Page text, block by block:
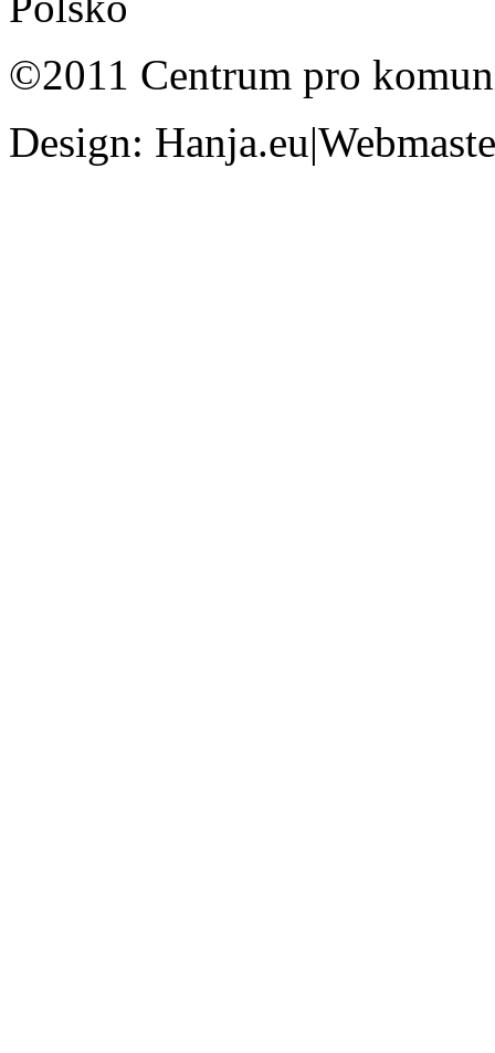
©2011 Centrum pro
Design: